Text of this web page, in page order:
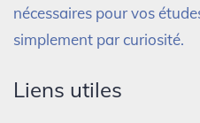
nécessaires pour vos
simplement par curiosité.
Liens utiles